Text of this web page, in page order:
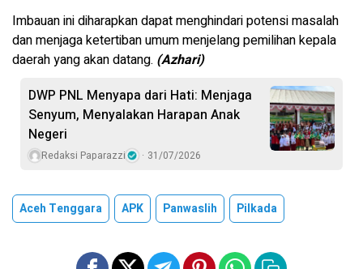
Imbauan ini diharapkan dapat menghindari potensi masalah
dan menjaga ketertiban umum menjelang pemilihan kepala
daerah yang akan datang. (Azhari)
DWP PNL Menyapa dari Hati: Menjaga
Senyum, Menyalakan Harapan Anak
Negeri
Redaksi Paparazzi 31/07/2026
Aceh Tenggara APK Panwaslih Pilkada